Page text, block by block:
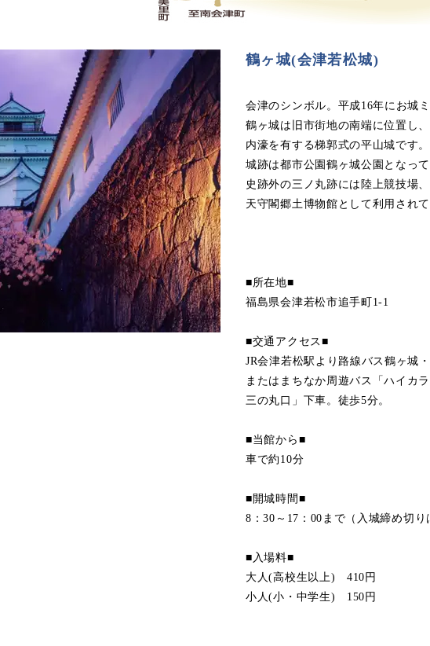
鶴ヶ城(会津若松城)
会津のシンボル。平成16年にお城
鶴ヶ城は旧市街地の南端に位置し
内濠を有する梯郭式の平山城です。
城跡は都市公園鶴ヶ城公園となっ
史跡外の三ノ丸跡には陸上競技場
天守閣郷土博物館として利用されて
■所在地■
福島県会津若松市追手町1-1
■交通アクセス■
JR会津若松駅より路線バス鶴ヶ城
またはまちなか周遊バス「ハイカ
三の丸口」下車。徒歩5分。
■当館から■
車で約10分
■開城時間■
8：30～17：00まで（入城締め切り
■入場料■
大人(高校生以上) 410円
小人(小・中学生) 150円